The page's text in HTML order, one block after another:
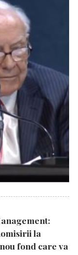
la
fond care va